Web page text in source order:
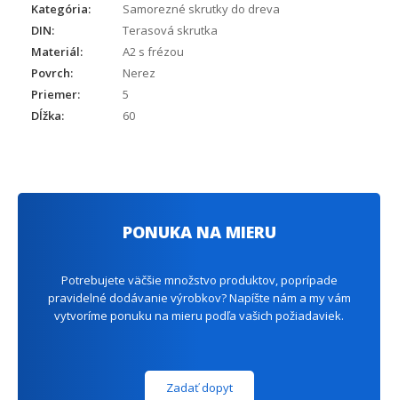
Kategória:
Samorezné skrutky do dreva
DIN:
Terasová skrutka
Materiál:
A2 s frézou
Povrch:
Nerez
Priemer:
5
Dĺžka:
60
PONUKA NA MIERU
Potrebujete väčšie množstvo produktov, poprípade
pravidelné dodávanie výrobkov? Napíšte nám a my vám
vytvoríme ponuku na mieru podľa vašich požiadaviek.
Zadať dopyt